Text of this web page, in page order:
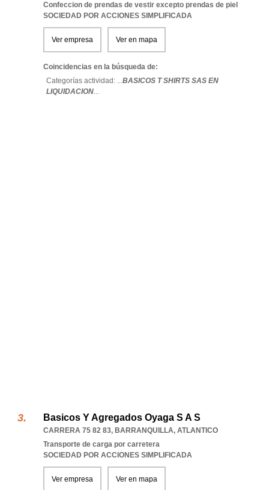
Confeccion de prendas de vestir excepto prendas de piel
SOCIEDAD POR ACCIONES SIMPLIFICADA
Ver empresa Ver en mapa
Coincidencias en la búsqueda de:
Categorías actividad: ...BASICOS T SHIRTS SAS EN
LIQUIDACION...
Basicos Y Agregados Oyaga S A S
CARRERA 75 82 83, BARRANQUILLA, ATLANTICO
Transporte de carga por carretera
SOCIEDAD POR ACCIONES SIMPLIFICADA
Ver empresa Ver en mapa